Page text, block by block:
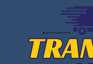
Lavanttal
Transport
Transport
Transport
Transport
Transport